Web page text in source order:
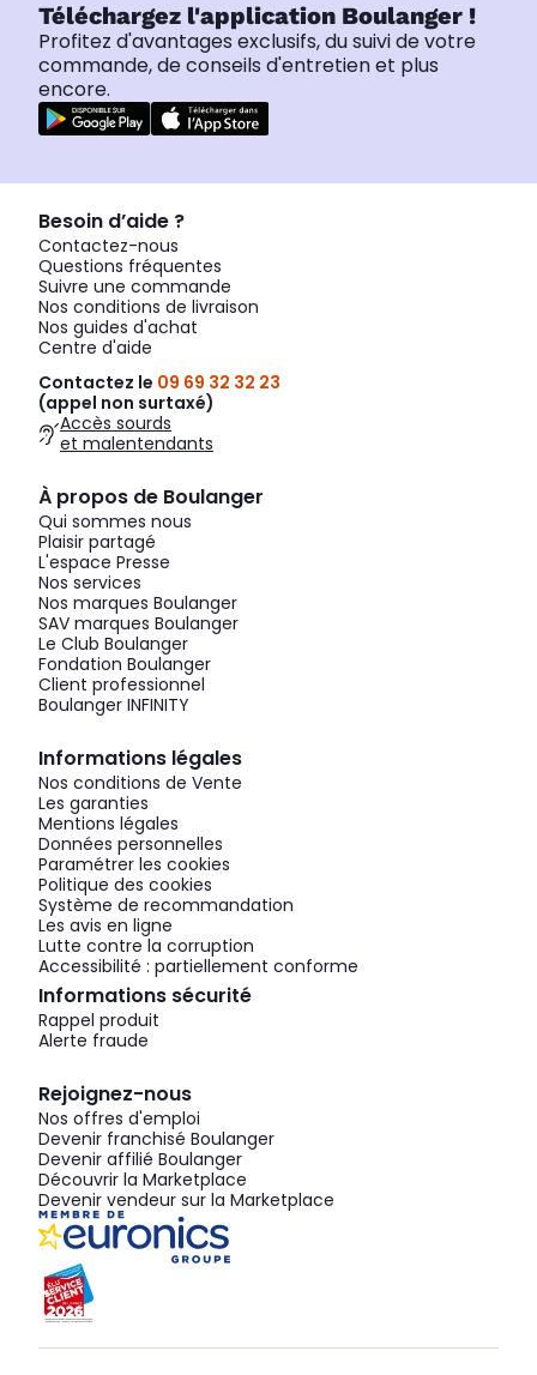
Téléchargez l'application Boulanger !
Profitez d'avantages exclusifs, du suivi de votre
commande, de conseils d'entretien et plus
encore.
Besoin d’aide ?
Contactez-nous
Questions fréquentes
Suivre une commande
Nos conditions de livraison
Nos guides d'achat
Centre d'aide
Contactez le 09 69 32 32 23
(appel non surtaxé)
Accès sourds
et malentendants
À propos de Boulanger
Qui sommes nous
Plaisir partagé
L'espace Presse
Nos services
Nos marques Boulanger
SAV marques Boulanger
Le Club Boulanger
Fondation Boulanger
Client professionnel
Boulanger INFINITY
Informations légales
Nos conditions de Vente
Les garanties
Mentions légales
Données personnelles
Paramétrer les cookies
Politique des cookies
Système de recommandation
Les avis en ligne
Lutte contre la corruption
Accessibilité : partiellement conforme
Informations sécurité
Rappel produit
Alerte fraude
Rejoignez-nous
Nos offres d'emploi
Devenir franchisé Boulanger
Devenir affilié Boulanger
Découvrir la Marketplace
Devenir vendeur sur la Marketplace